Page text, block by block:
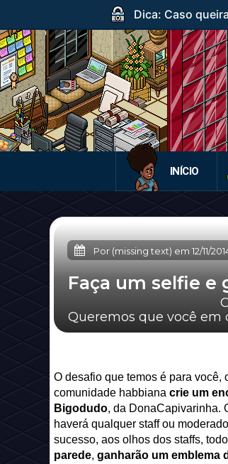
Dica: Caso
INÍCIO
Por (missing text) em 12/11/
Faça um selfie e
O desafio que
Queremos que você em
O desafio que temos é para você,
comunidade habbiana crie um
Bigodudo, da DonaCapivarinha.
haverá qualquer staff ou
sucesso, aos olhos dos staffs,
parede, ganharão um emblema